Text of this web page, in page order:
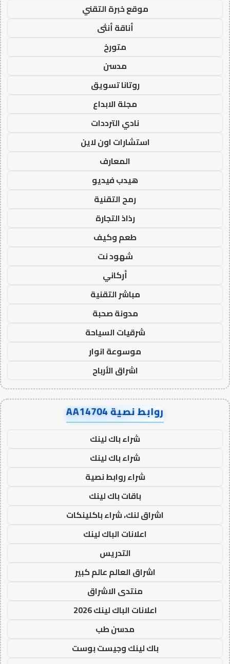
موقع خبرة التقني
أناقة أنثى
متورخ
مدسن
روتانا تسويق
مجلة الابداع
نادي الترددات
استشارات اون لاين
المعارف
هيدب فيديو
رمح التقنية
رذاذ التجارة
طعم وكيف
شهود نت
أركاني
مباشر التقنية
مدونة صحبة
شرقيات السياحة
موسوعة انوار
اشراق الأرباح
روابط نصية AA14704
شراء باك لينك
شراء باك لينك
شراء روابط نصية
باقات باك لينك
اشراق لنك، شراء باكلينكات
اعلانات الباك لينك
التدريس
اشراق العالم عالم كبير
منتدى الاشراق
اعلانات الباك لينك 2026
مدسن طب
باك لينك وجيست بوست